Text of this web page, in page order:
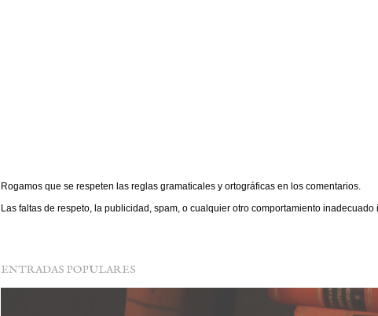
u
a
r
u
Rogamos que se respeten las reglas gramaticales y ortográficas en los comentarios.
Las faltas de respeto, la publicidad, spam, o cualquier otro comportamiento
ENTRADAS POPULARES